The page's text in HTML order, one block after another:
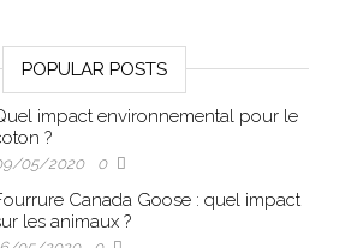
POPULAR POSTS
impact environnemental pour le
?
05/2020 0
Canada Goose : quel impact
les animaux ?